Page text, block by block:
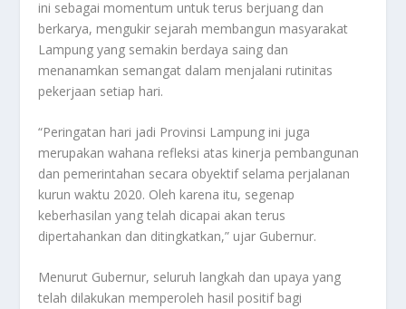
ini sebagai momentum untuk terus berjuang dan
berkarya, mengukir sejarah membangun masyarakat
Lampung yang semakin berdaya saing dan
menanamkan semangat dalam menjalani rutinitas
pekerjaan setiap hari.
“Peringatan hari jadi Provinsi Lampung ini juga
merupakan wahana refleksi atas kinerja pembangunan
dan pemerintahan secara obyektif selama perjalanan
kurun waktu 2020. Oleh karena itu, segenap
keberhasilan yang telah dicapai akan terus
dipertahankan dan ditingkatkan,” ujar Gubernur.
Menurut Gubernur, seluruh langkah dan upaya yang
telah dilakukan memperoleh hasil positif bagi